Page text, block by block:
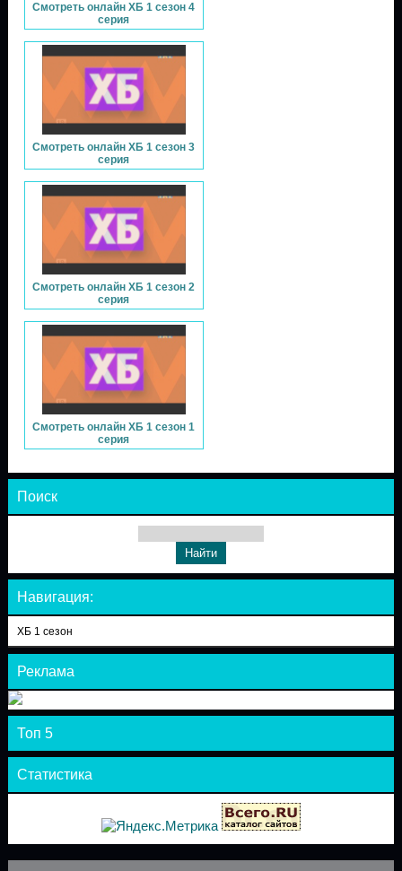
Смотреть онлайн ХБ 1 сезон 4
серия
Смотреть онлайн ХБ 1 сезон 3
серия
Смотреть онлайн ХБ 1 сезон 2
серия
Смотреть онлайн ХБ 1 сезон 1
серия
Поиск
Навигация:
ХБ 1 сезон
Реклама
Топ 5
Статистика